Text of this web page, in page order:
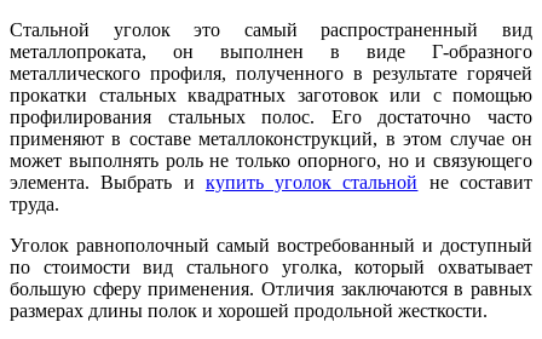
Стальной уголок это самый распространенный вид
металлопроката, он выполнен в виде Г-образного
металлического профиля, полученного в результате горячей
прокатки стальных квадратных заготовок или с помощью
профилирования стальных полос. Его достаточно часто
применяют в составе металлоконструкций, в этом случае он
может выполнять роль не только опорного, но и связующего
элемента. Выбрать и купить уголок стальной не составит
труда.
Уголок равнополочный самый востребованный и доступный
по стоимости вид стального уголка, который охватывает
большую сферу применения. Отличия заключаются в равных
размерах длины полок и хорошей продольной жесткости.